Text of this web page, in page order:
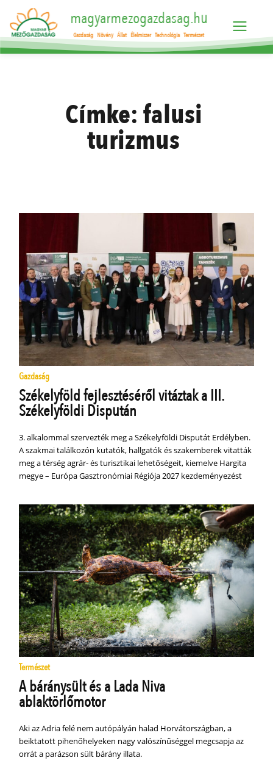
magyarmezogazdasag.hu
Gazdaság Növény Állat Élelmiszer Technológia Természet
Címke:falusi
turizmus
Gazdaság
Székelyföld fejlesztéséről vitáztak a III.
Székelyföldi Dispután
3. alkalommal szervezték meg a Székelyföldi Disputát Erdélyben.
A szakmai találkozón kutatók, hallgatók és szakemberek vitatták
meg a térség agrár- és turisztikai lehetőségeit, kiemelve Hargita
megye – Európa Gasztronómiai Régiója 2027 kezdeményezést
Természet
A báránysült és a Lada Niva
ablaktörlőmotor
Aki az Adria felé nem autópályán halad Horvátországban, a
beiktatott pihenőhelyeken nagy valószínűséggel megcsapja az
orrát a parázson sült bárány illata.